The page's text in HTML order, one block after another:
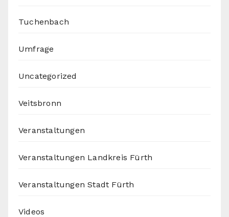
Tuchenbach
Umfrage
Uncategorized
Veitsbronn
Veranstaltungen
Veranstaltungen Landkreis Fürth
Veranstaltungen Stadt Fürth
Videos